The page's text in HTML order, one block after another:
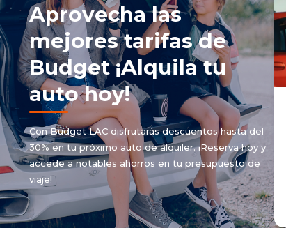
Aprovecha las
mejores tarifas de
Budget ¡Alquila tu
auto hoy!
Con Budget LAC disfrutarás descuentos hasta del
30% en tu próximo auto de alquiler. ¡Reserva hoy y
accede a notables ahorros en tu presupuesto de
viaje!